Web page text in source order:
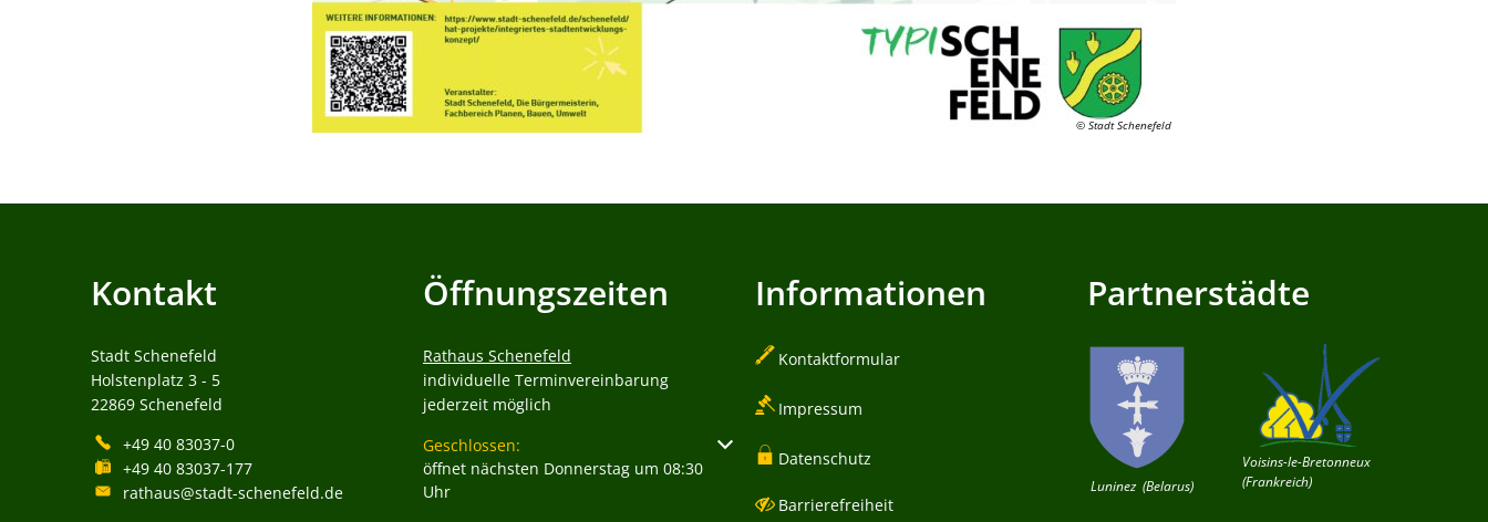
© Stadt Schenefeld
Kontakt
Stadt Schenefeld
Holstenplatz 3 - 5
22869 Schenefeld
+49 40 83037-0
+49 40 83037-177
rathaus@stadt-schenefeld.de
Öffnungszeiten
Rathaus Schenefeld
individuelle Terminvereinbarung
jederzeit möglich
Klicken, um weitere Öffnungs- oder Schließzeiten auszublenden
Geschlossen:
öffnet nächsten Donnerstag um 08:30
Uhr
Informationen
Kontaktformular
Impressum
Datenschutz
Barrierefreiheit
Partnerstädte
Luninez (Belarus)
Voisins-le-Bretonneux
(Frankreich)